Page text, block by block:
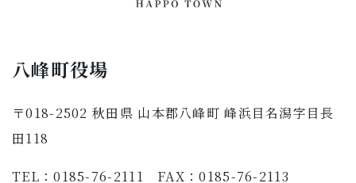
八峰町役場
〒018-2502 秋田県 山本郡八峰町 峰浜目名潟字目長
田118
TEL：0185-76-2111 FAX：0185-76-2113